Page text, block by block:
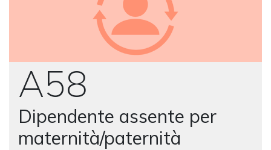
A58
Dipendente assente per
maternità/paternità